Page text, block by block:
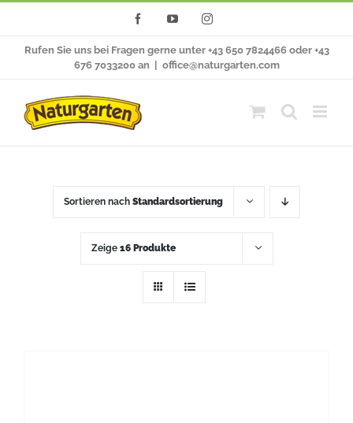
FacebookYouTubeInstagram
Rufen Sie uns bei Fragen gerne unter +43 650 7824466 oder +43
676 7033200 an
office@naturgarten.com
Sortieren nach Standardsortierung
Zeige 16 Produkte